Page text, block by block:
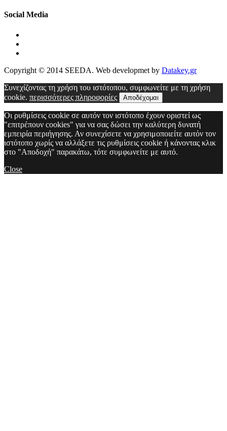
Social Media
Copyright © 2014 SEEDA. Web developmet by Datakey.gr
Συνεχίζοντας τη χρήση του ιστότοπου, συμφωνείτε με τη χρήση
cookie. περισσότερες πληροφορίες Αποδέχομαι
Οι ρυθμίσεις cookie σε αυτόν τον ιστότοπο έχουν οριστεί ως
"επιτρέπουν cookies" για να σας δώσει την καλύτερη δυνατή
εμπειρία περιήγησης. Αν συνεχίσετε να χρησιμοποιείτε αυτόν τον
ιστότοπο χωρίς να αλλάξετε τις ρυθμίσεις cookie ή κάνοντας κλικ
στο "Αποδοχή" παρακάτω, τότε συμφωνείτε με αυτό.
Close